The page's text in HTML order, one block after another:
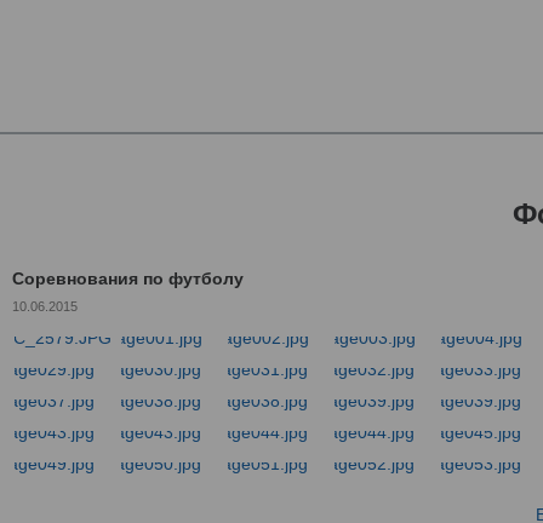
Соревнования по футболу
10.06.2015